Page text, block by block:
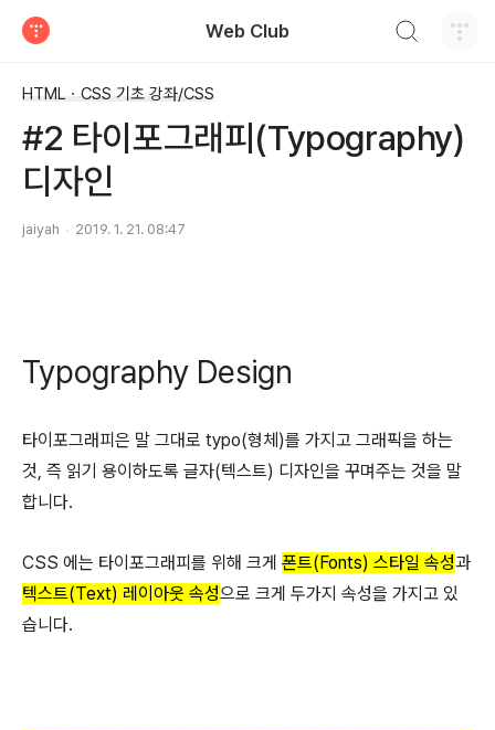
Web Club
HTMLㆍCSS 기초 강좌/CSS
#2 타이포그래피(Typography)
디자인
jaiyah 2019. 1. 21. 08:47
Typography Design
타이포그래피은 말 그대로 typo(형체)를 가지고 그래픽을 하는
것, 즉 읽기 용이하도록 글자(텍스트) 디자인을 꾸며주는 것을 말
합니다.
CSS 에는 타이포그래피를 위해 크게 폰트(Fonts) 스타일 속성과
텍스트(Text) 레이아웃 속성으로 크게 두가지 속성을 가지고 있
습니다.